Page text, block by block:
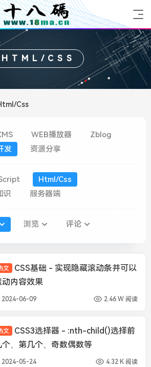
HTML/CSS
Css
WEB播放器
Zblog
发
资源分享
Html/Css
识
服务器端
浏览 评论
Css
文
CSS基础 - 实现隐藏滚动条并可以
动内容效果
2024-06-09 2.46 W 阅读
Css
文
CSS3选择器 - :nth-child()选择前
个、第几个、奇数偶数等
2024-05-24 4.32 K 阅读